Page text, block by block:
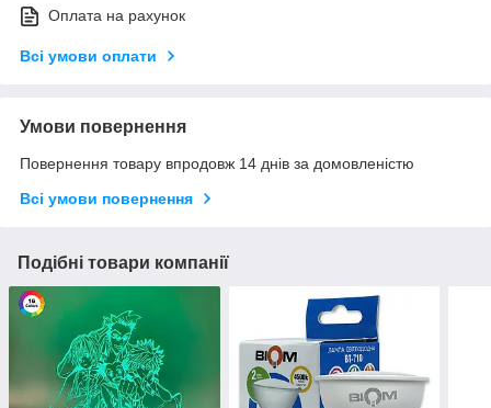
Оплата на рахунок
Всі умови оплати
Умови повернення
Повернення товару впродовж 14 днів за домовленістю
Всі умови повернення
Подібні товари компанії